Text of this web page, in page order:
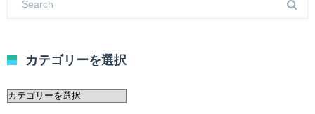
カテゴリーを選択
カ